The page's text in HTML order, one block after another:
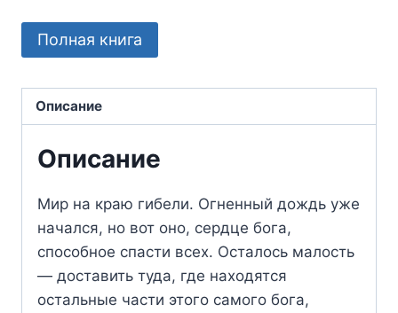
Полная книга
Описание
Описание
Мир на краю гибели. Огненный дождь уже
начался, но вот оно, сердце бога,
способное спасти всех. Осталось малость
— доставить туда, где находятся
остальные части этого самого бога,